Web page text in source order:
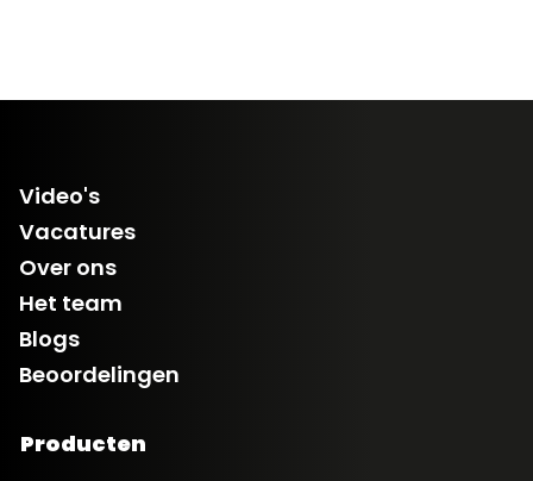
Video's
Vacatures
Over ons
Het team
Blogs
Beoordelingen
Producten